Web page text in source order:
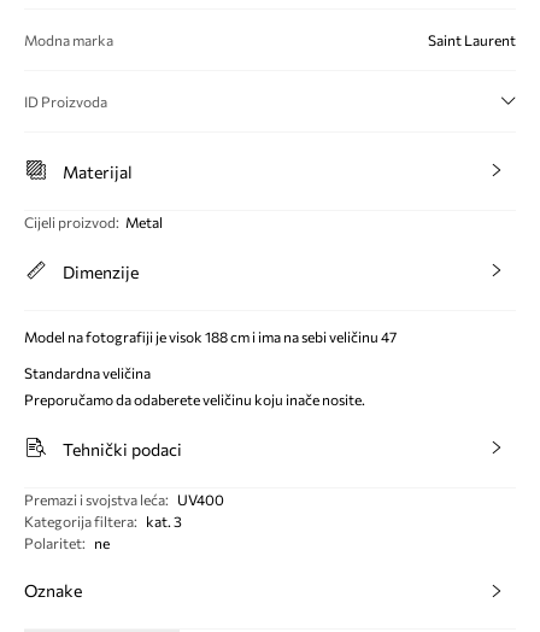
Modna marka Saint Laurent
ID Proizvoda
Materijal
Cijeli proizvod: Metal
Dimenzije
Model na fotografiji je visok 188 cm i ima na sebi veličinu 47
Standardna veličina
Preporučamo da odaberete veličinu koju inače nosite.
Tehnički podaci
Premazi i svojstva leća:
UV400
Kategorija filtera:
kat. 3
Polaritet: ne
Oznake